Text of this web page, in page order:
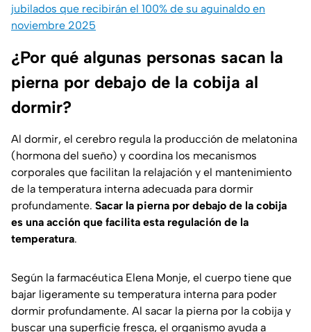
jubilados que recibirán el 100% de su aguinaldo en
noviembre 2025
¿Por qué algunas personas sacan la
pierna por debajo de la cobija al
dormir?
Al dormir, el cerebro regula la producción de melatonina
(hormona del sueño) y coordina los mecanismos
corporales que facilitan la relajación y el mantenimiento
de la temperatura interna adecuada para dormir
profundamente. Sacar la pierna por debajo de la cobija
es una acción que facilita esta regulación de la
temperatura.
Según la farmacéutica Elena Monje, el cuerpo tiene que
bajar ligeramente su temperatura interna para poder
dormir profundamente. Al sacar la pierna por la cobija y
buscar una superficie fresca, el organismo ayuda a